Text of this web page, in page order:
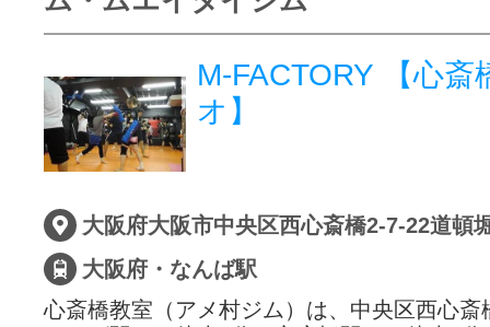
M-FACTORY 【心斎
オ】
大阪府大阪市中央区西心斎橋2-7-22道頓
大阪府・なんば駅
心斎橋教室（アメ村ジム）は、中央区西心斎